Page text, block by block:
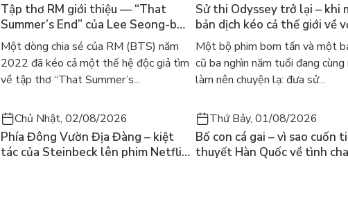
Tập thơ RM giới thiệu — “That
Summer’s End” của Lee Seong-bok
ra mắt bản tiếng Anh sau 4 năm
gây sốt
Một dòng chia sẻ của RM (BTS) năm
2022 đã kéo cả một thế hệ độc giả tìm
về tập thơ “That Summer’s...
Sử thi Odyssey trở lại – khi
bản dịch kéo cả thế giới về
học kinh điển
Một bộ phim bom tấn và một
cũ ba nghìn năm tuổi đang cùng
làm nên chuyện lạ: đưa sử...
Chủ Nhật, 02/08/2026
Phía Đông Vườn Địa Đàng – kiệt
tác của Steinbeck lên phim Netflix
Thứ Bảy, 01/08/2026
Bố con cá gai – vì sao cuốn
thuyết Hàn Quốc về tình